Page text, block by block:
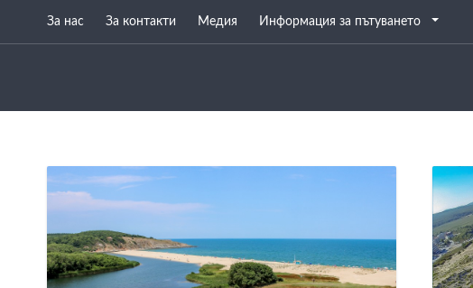
За нас За контакти Медия Информация за пътуването